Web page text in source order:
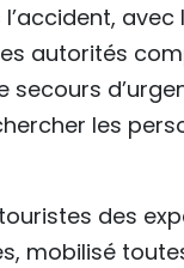
autorités
les
des
mobilisé